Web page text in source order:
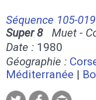
Séquence 105-019
Super 8Muet -
Date : 1980
Géographie :
Méditerranée |